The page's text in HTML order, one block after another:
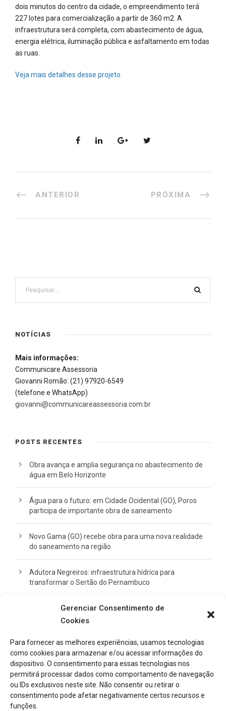
Gerenciar Consentimento de
Cookies
Para fornecer as melhores experiências, usamos tecnologias
como cookies para armazenar e/ou acessar informações do
dispositivo. O consentimento para essas tecnologias nos
permitirá processar dados como comportamento de navegação
ou IDs exclusivos neste site. Não consentir ou retirar o
consentimento pode afetar negativamente certos recursos e
funções.
dois minutos do centro da cidade, o empreendimento terá
227 lotes para comercialização a partir de 360 m2. A
infraestrutura será completa, com abastecimento de água,
energia elétrica, iluminação pública e asfaltamento em todas
as ruas.
Veja mais detalhes desse projeto
ANTERIOR PRÓXIMA
NOTÍCIAS
Mais informações:
Communicare Assessoria
Giovanni Romão: (21) 97920-6549
(telefone e WhatsApp)
giovanni@communicareassessoria.com.br
POSTS RECENTES
Obra avança e amplia segurança no abastecimento de
água em Belo Horizonte
Água para o futuro: em Cidade Ocidental (GO), Poros
participa de importante obra de saneamento
Novo Gama (GO) recebe obra para uma nova realidade
do saneamento na região
Adutora Negreiros: infraestrutura hídrica para
transformar o Sertão do Pernambuco
Ampliação do viaduto do BH Shopping segue em ritmo
CATEGORIAS
Notícias